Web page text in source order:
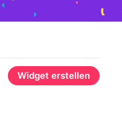
Widget erstellen